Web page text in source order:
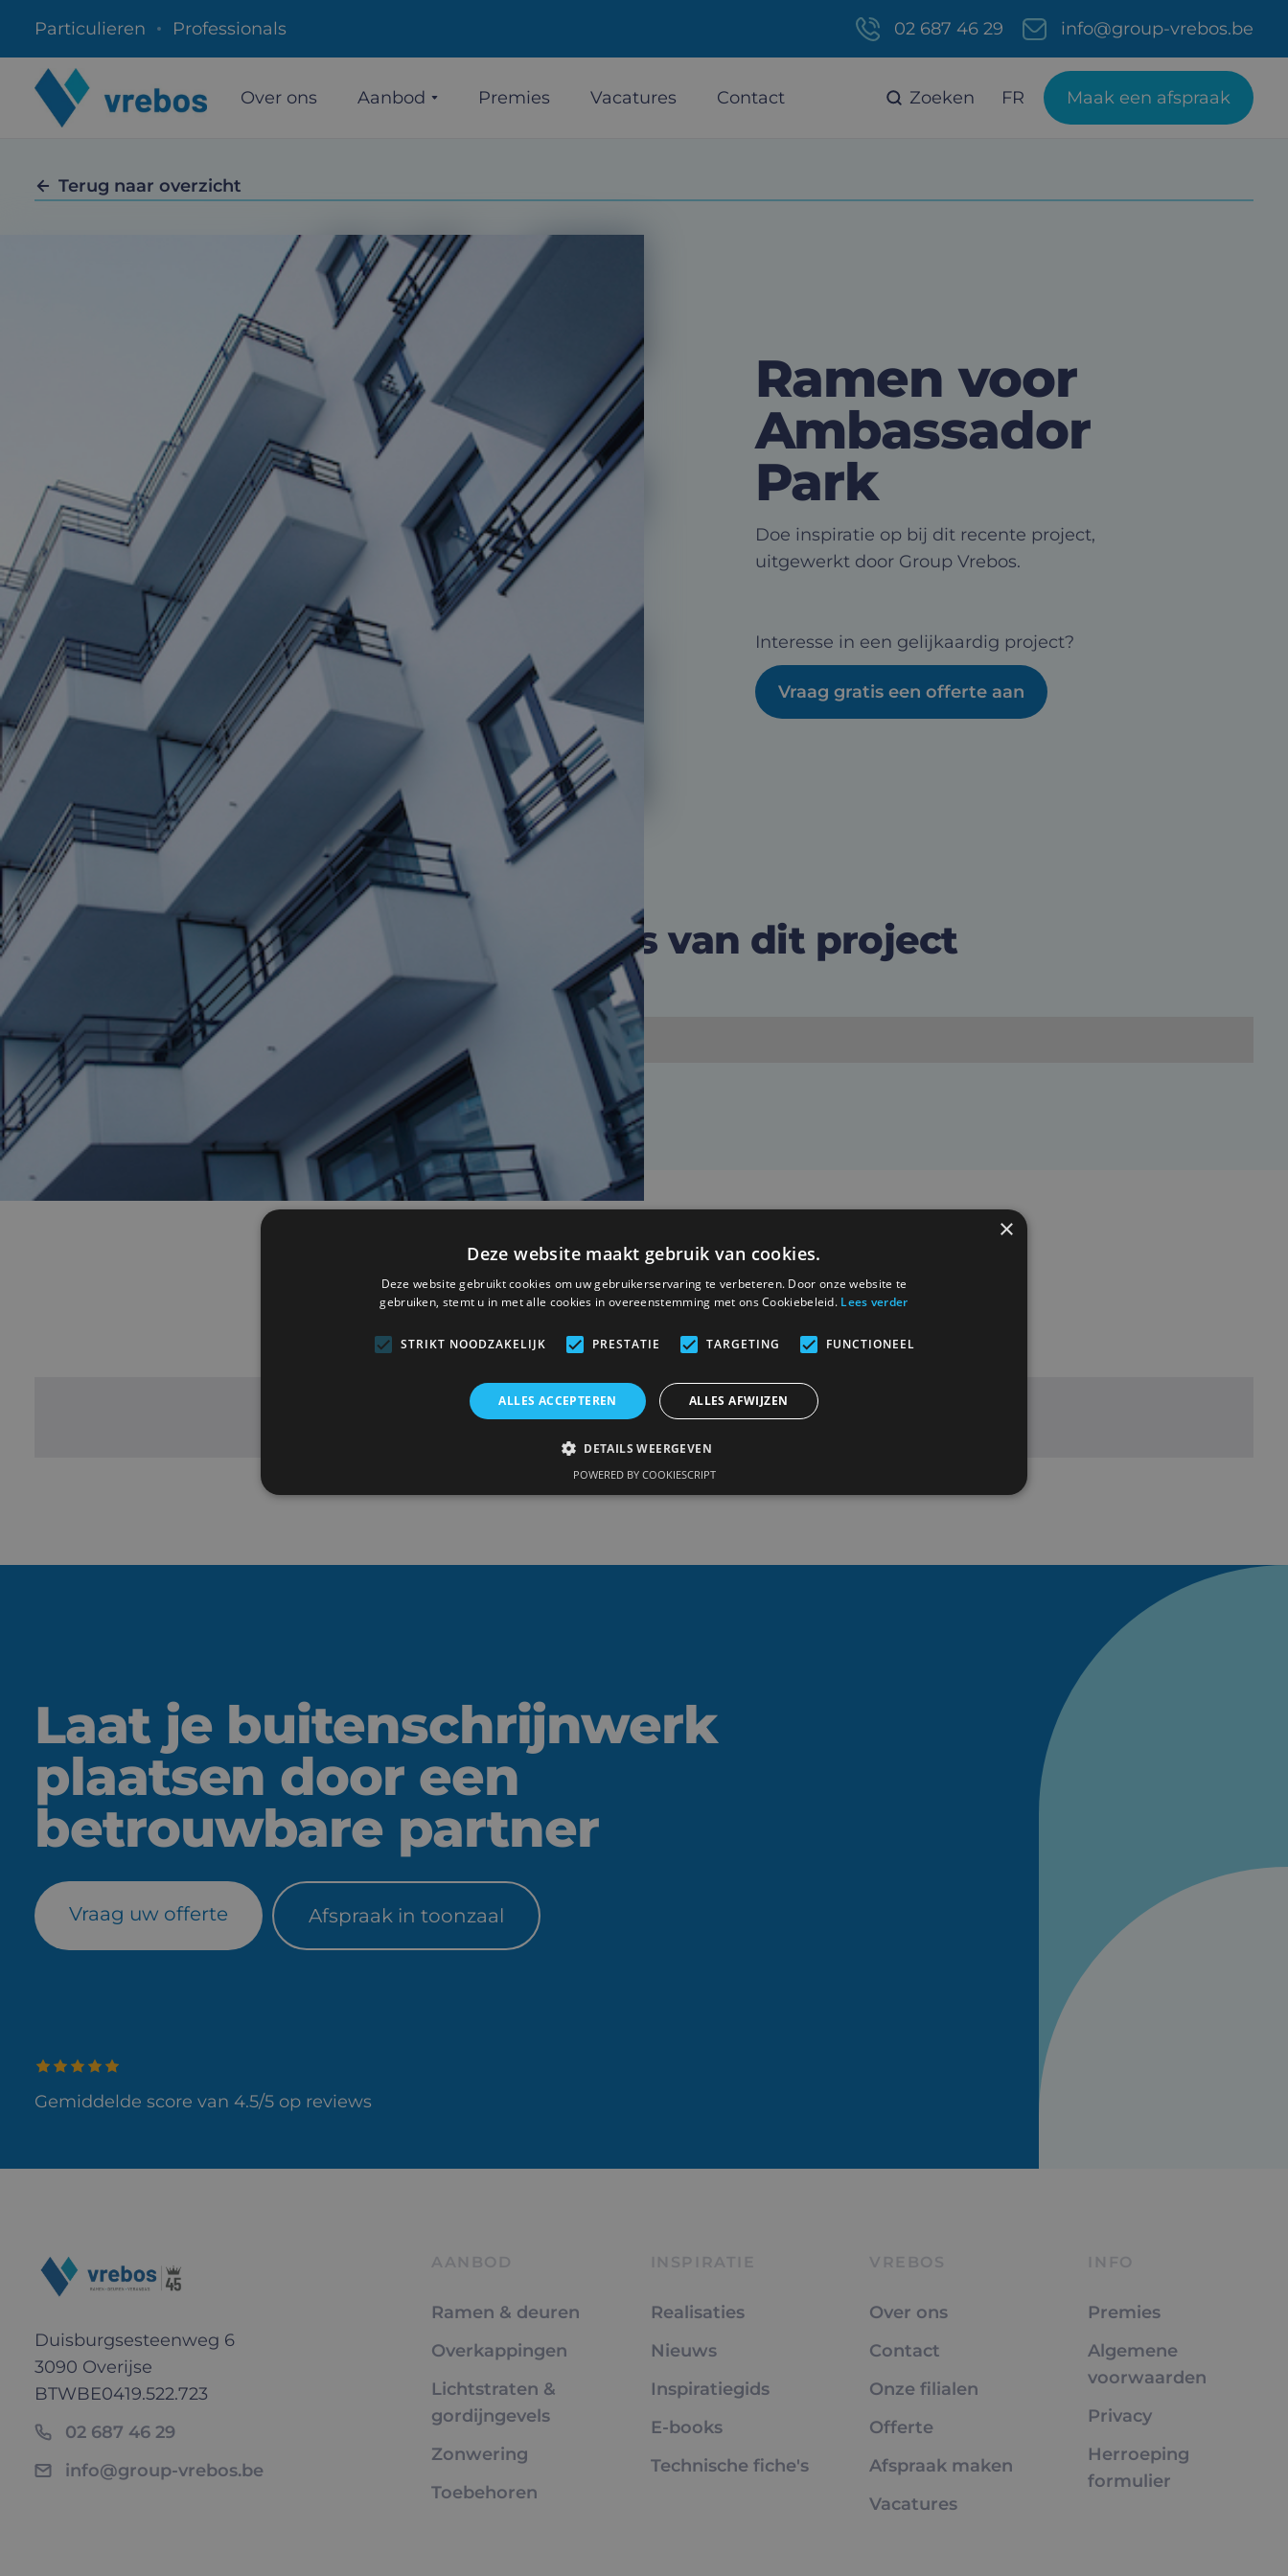
Particulieren Professionals 02 687 46 29 info@group-vrebos.be
Over ons Aanbod Premies Vacatures Contact Zoeken FR Maak een afspraak
Terug naar overzicht
Ramen voor
Ambassador
Park
Doe inspiratie op bij dit recente project,
uitgewerkt door Group Vrebos.
Interesse in een gelijkaardig project?
Vraag gratis een offerte aan
Bekijk alle foto's van dit project
No items found.
Relevante projecten
Binnenkort verschijnen hier meer realisaties.
Laat je buitenschrijnwerk
plaatsen door een
betrouwbare partner
Vraag uw offerte Afspraak in toonzaal
Gemiddelde score van 4.5/5 op reviews
Duisburgsesteenweg 6
3090 Overijse
BTWBE0419.522.723
02 687 46 29
info@group-vrebos.be
AANBOD
Ramen & deuren
Overkappingen
Lichtstraten &
gordijngevels
Zonwering
Toebehoren
INSPIRATIE
Realisaties
Nieuws
Inspiratiegids
E-books
Technische fiche's
VREBOS
Over ons
Contact
Onze filialen
Offerte
Afspraak maken
Vacatures
INFO
Premies
Algemene
voorwaarden
Privacy
Herroeping
formulier
×
Deze website maakt gebruik van cookies.
Deze website gebruikt cookies om uw gebruikerservaring te verbeteren. Door onze website te
gebruiken, stemt u in met alle cookies in overeenstemming met ons Cookiebeleid. Lees verder
STRIKT NOODZAKELIJK PRESTATIE TARGETING FUNCTIONEEL
ALLES ACCEPTEREN ALLES AFWIJZEN
DETAILS WEERGEVEN
POWERED BY COOKIESCRIPT